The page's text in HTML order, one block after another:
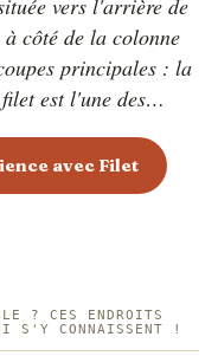
vers l'arrière de
à côté de la colonne
principales : la
est l'une des
car il provient d'un
d'exercice. C'est
les plus prisées et
vif, avec des
gril ou au gril. Il
pour conserver
avec Filet
? CES ENDROITS
S'Y CONNAISSENT !